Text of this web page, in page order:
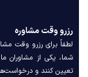
رزرو وقت مشاوره
لطفاً برای رزرو وقت
شما، یکی از مشاوران
تعیین کنند و